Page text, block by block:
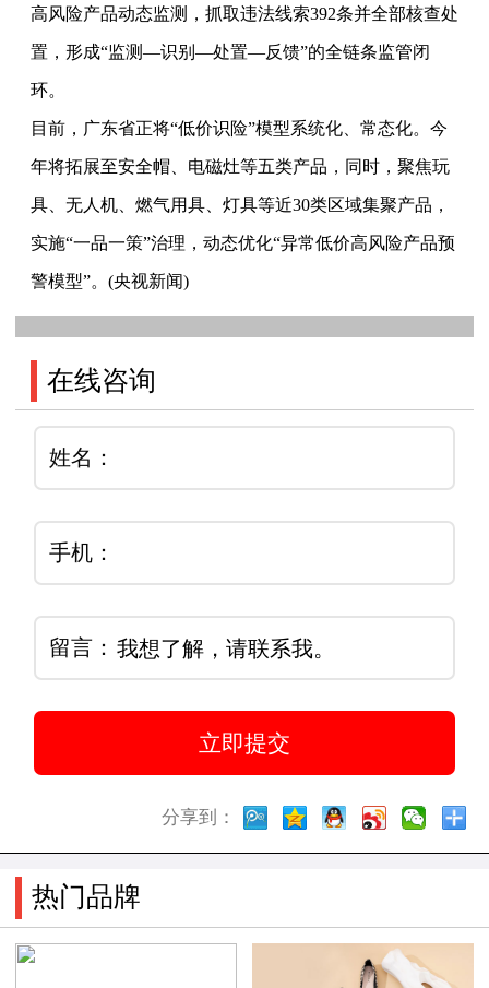
高风险产品动态监测，抓取违法线索392条并全部核查处
置，形成“监测—识别—处置—反馈”的全链条监管闭
环。
目前，广东省正将“低价识险”模型系统化、常态化。今
年将拓展至安全帽、电磁灶等五类产品，同时，聚焦玩
具、无人机、燃气用具、灯具等近30类区域集聚产品，
实施“一品一策”治理，动态优化“异常低价高风险产品预
警模型”。(央视新闻)
在线咨询
姓名：
手机：
留言：
分享到：
热门品牌